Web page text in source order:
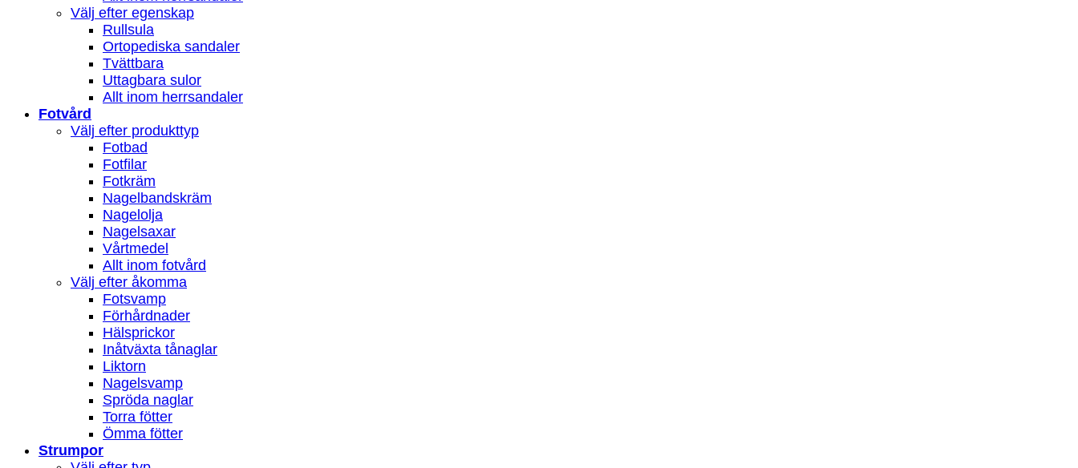
Välj efter egenskap
Rullsula
Ortopediska sandaler
Tvättbara
Uttagbara sulor
Allt inom herrsandaler
Fotvård
Välj efter produkttyp
Fotbad
Fotfilar
Fotkräm
Nagelbandskräm
Nagelolja
Nagelsaxar
Vårtmedel
Allt inom fotvård
Välj efter åkomma
Fotsvamp
Förhårdnader
Hälsprickor
Inåtväxta tånaglar
Liktorn
Nagelsvamp
Spröda naglar
Torra fötter
Ömma fötter
Strumpor